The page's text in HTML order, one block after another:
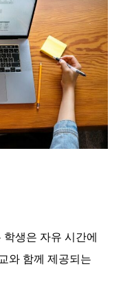
생은 자유 시간에
와 함께 제공되는